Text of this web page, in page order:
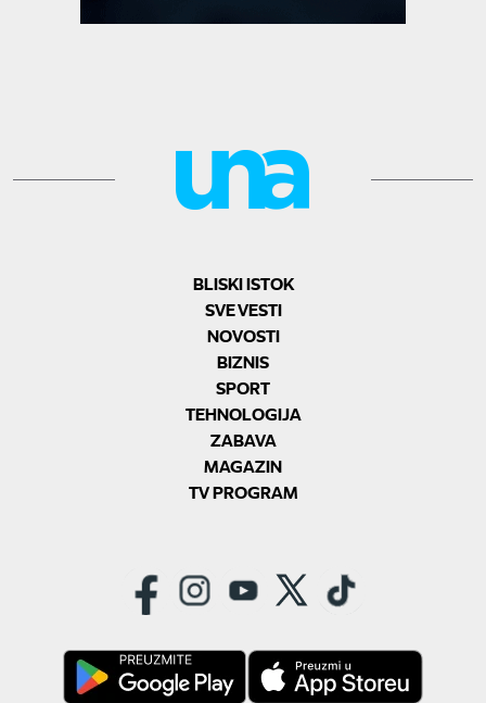
BLISKI ISTOK
SVE VESTI
NOVOSTI
BIZNIS
SPORT
TEHNOLOGIJA
ZABAVA
MAGAZIN
TV PROGRAM